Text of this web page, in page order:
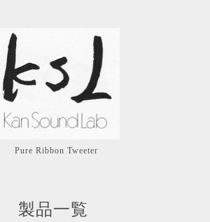
Pure Ribbon Tweeter
製品一覧